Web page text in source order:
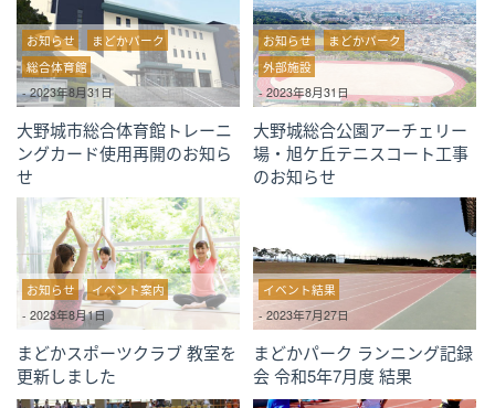
お知らせ
まどかパーク
総合体育館
-2023年8月31日
大野城市総合体育館トレーニ
ングカード使用再開のお知ら
せ
お知らせ
まどかパーク
外部施設
-2023年8月31日
大野城総合公園アーチェリー
場・旭ケ丘テニスコート工事
のお知らせ
お知らせ
イベント案内
-2023年8月1日
まどかスポーツクラブ 教室を
更新しました
イベント結果
-2023年7月27日
まどかパーク ランニング記録
会 令和5年7月度 結果